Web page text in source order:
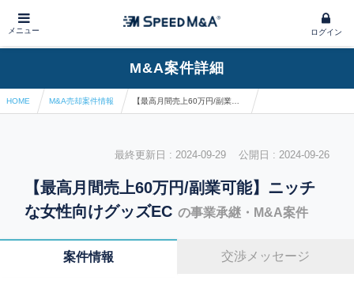
メニュー ログイン
M&A案件詳細
HOME M&A売却案件情報
最終更新日 : 2024-09-29 公開日 : 2024-09-26
【最高月間売上60万円/副業可能】ニッチ
な女性向けグッズEC の事業承継・M&A案件
案件情報 交渉メッセージ